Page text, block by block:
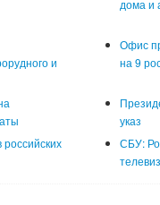
дома и
и
Офис
на 9
указ
СБУ: